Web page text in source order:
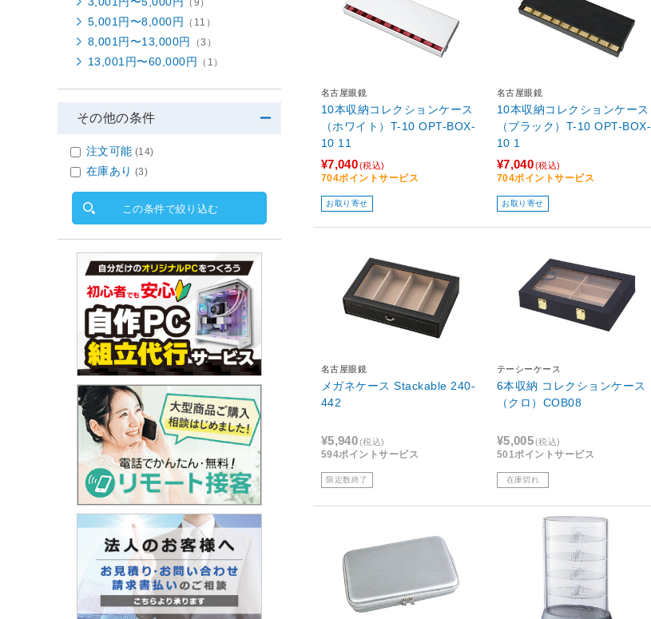
名古屋眼鏡
10本収納コレクションケース
（ホワイト）T-10 OPT-BOX-
10 11
¥7,040(税込)
704ポイントサービス
お取り寄せ
名古屋眼鏡
10本収納コレクションケース
（ブラック）T-10 OPT-BOX-
10 1
¥7,040(税込)
704ポイントサービス
お取り寄せ
名古屋眼鏡
メガネケース Stackable 240-
442
¥5,940(税込)
594ポイントサービス
限定数終了
テーシーケース
6本収納 コレクションケース
（クロ）COB08
¥5,005(税込)
501ポイントサービス
在庫切れ
5,001円〜8,000円 （11）
8,001円〜13,000円 （3）
13,001円〜60,000円 （1）
その他の条件
注文可能 (14)
在庫あり (3)
この条件で絞り込む